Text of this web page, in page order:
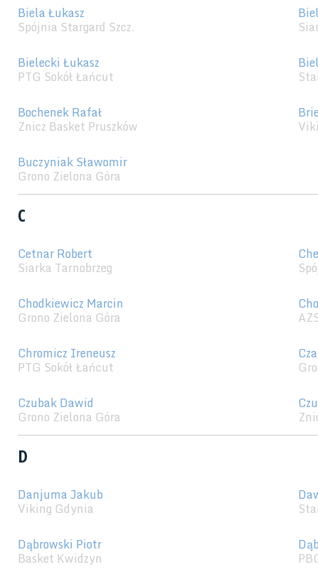
Biela Łukasz
Spójnia Stargard Szcz.
Bielecki Łukasz
PTG Sokół Łańcut
Bochenek Rafał
Znicz Basket Pruszków
Buczyniak Sławomir
Grono Zielona Góra
C
Cetnar Robert
Siarka Tarnobrzeg
Chodkiewicz Marcin
Grono Zielona Góra
Chromicz Ireneusz
PTG Sokół Łańcut
Czubak Dawid
Grono Zielona Góra
D
Danjuma Jakub
Viking Gdynia
Dąbrowski Piotr
Basket Kwidzyn